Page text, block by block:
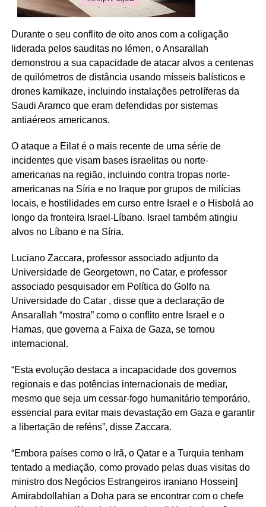
Durante o seu conflito de oito anos com a coligação
liderada pelos sauditas no Iémen, o Ansarallah
demonstrou a sua capacidade de atacar alvos a centenas
de quilómetros de distância usando mísseis balísticos e
drones kamikaze, incluindo instalações petrolíferas da
Saudi Aramco que eram defendidas por sistemas
antiaéreos americanos.
O ataque a Eilat é o mais recente de uma série de
incidentes que visam bases israelitas ou norte-
americanas na região, incluindo contra tropas norte-
americanas na Síria e no Iraque por grupos de milícias
locais, e hostilidades em curso entre Israel e o Hisbolá ao
longo da fronteira Israel-Líbano. Israel também atingiu
alvos no Líbano e na Síria.
Luciano Zaccara, professor associado adjunto da
Universidade de Georgetown, no Catar, e professor
associado pesquisador em Política do Golfo na
Universidade do Catar , disse que a declaração de
Ansarallah “mostra” como o conflito entre Israel e o
Hamas, que governa a Faixa de Gaza, se tornou
internacional.
“Esta evolução destaca a incapacidade dos governos
regionais e das potências internacionais de mediar,
mesmo que seja um cessar-fogo humanitário temporário,
essencial para evitar mais devastação em Gaza e garantir
a libertação de reféns”, disse Zaccara.
“Embora países como o Irã, o Qatar e a Turquia tenham
tentado a mediação, como provado pelas duas visitas do
ministro dos Negócios Estrangeiros iraniano Hossein]
Amirabdollahian a Doha para se encontrar com o chefe